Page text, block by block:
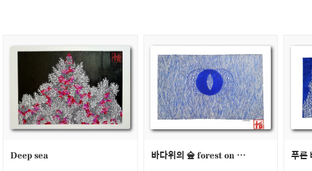
Deep sea 바다위의 숲 forest on the sea